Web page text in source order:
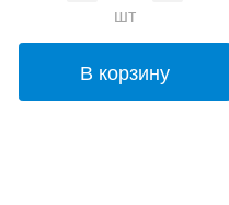
шт
В корзину